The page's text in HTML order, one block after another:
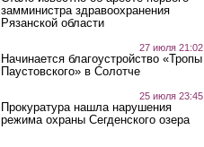
замминистра здравоохранения
Рязанской области
27 июля 21:02
Начинается благоустройство «Тропы
Паустовского» в Солотче
25 июля 23:45
Прокуратура нашла нарушения
режима охраны Сегденского озера